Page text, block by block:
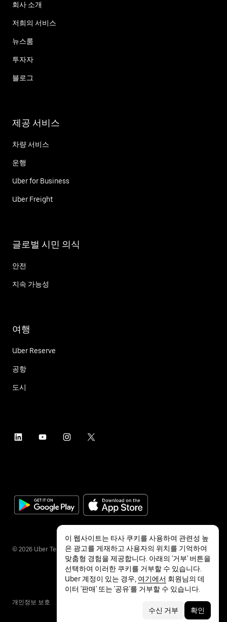
회사 소개
저희의 서비스
뉴스룸
투자자
블로그
제공 서비스
차량 서비스
운행
Uber for Business
Uber Freight
글로벌 시민 의식
안전
지속 가능성
여행
Uber Reserve
공항
도시
© 2026 Uber Technologies Inc.
개인정보 보호
이 웹사이트는 타사 쿠키를 사용하여 관련성 높
은 광고를 게재하고 사용자의 위치를 기억하여
맞춤형 경험을 제공합니다. 아래의 '거부' 버튼을
선택하여 이러한 쿠키를 거부할 수 있습니다.
Uber 계정이 있는 경우, 여기에서 회원님의 데
이터 '판매' 또는 '공유'를 거부할 수 있습니다.
수신 거부 확인